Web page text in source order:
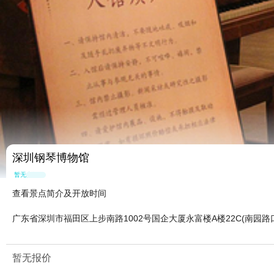
深圳钢琴博物馆
暂无点评
查看景点简介及开放时间
广东省深圳市福田区上步南路1002号国企大厦永富楼A楼22C(南园路
暂无报价